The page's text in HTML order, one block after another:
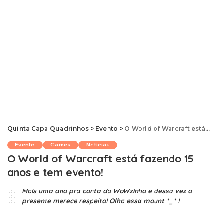
Quinta Capa Quadrinhos > Evento > O World of Warcraft está fazendo 15 anos e tem evento!
Evento Games Notícias
O World of Warcraft está fazendo 15
anos e tem evento!
Mais uma ano pra conta do WoWzinho e dessa vez o
presente merece respeito! Olha essa mount *_* !